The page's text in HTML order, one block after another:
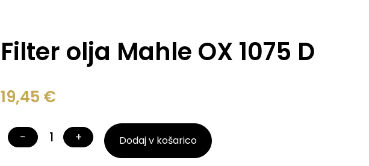
Filter olja Mahle OX 1075 D
19,45 €
− + Dodaj v košarico